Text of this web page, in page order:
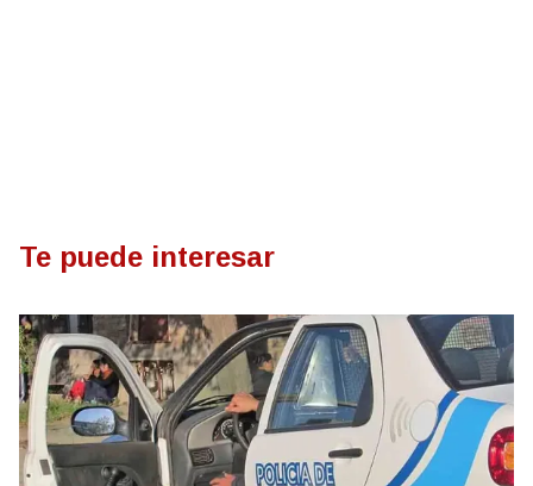
Te puede interesar